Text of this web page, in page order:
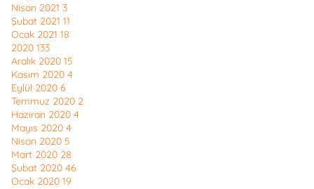
Nisan 2021 3
Şubat 2021 11
Ocak 2021 18
2020 133
Aralık 2020 15
Kasım 2020 4
Eylül 2020 6
Temmuz 2020 2
Haziran 2020 4
Mayıs 2020 4
Nisan 2020 5
Mart 2020 28
Şubat 2020 46
Ocak 2020 19